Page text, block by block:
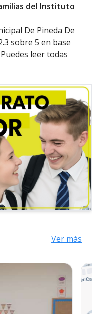
del Instituto
De Pineda De
sobre 5 en base
leer todas
Ver más